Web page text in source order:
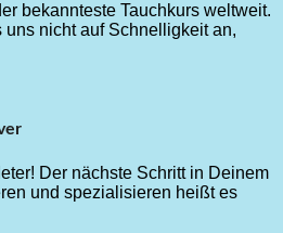
bekannteste Tauchkurs weltweit.
uns nicht auf Schnelligkeit an,
Der nächste Schritt in Deinem
und spezialisieren heißt es